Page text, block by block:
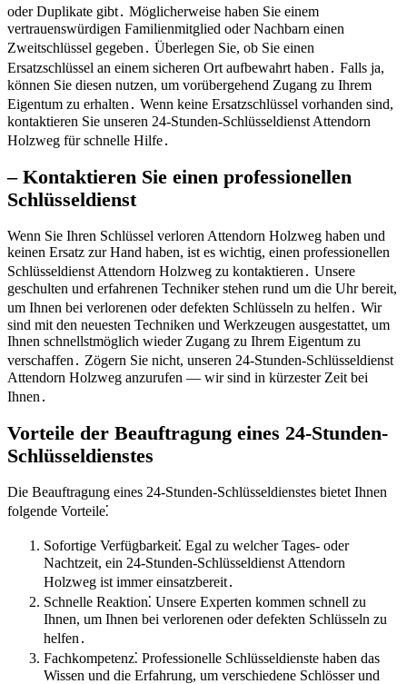
oder Duplikate gibt․ Möglicherweise haben Sie einem
vertrauenswürdigen Familienmitglied oder Nachbarn einen
Zweitschlüssel gegeben․ Überlegen Sie, ob Sie einen
Ersatzschlüssel an einem sicheren Ort aufbewahrt haben․ Falls ja,
können Sie diesen nutzen, um vorübergehend Zugang zu Ihrem
Eigentum zu erhalten․ Wenn keine Ersatzschlüssel vorhanden sind,
kontaktieren Sie unseren 24-Stunden-Schlüsseldienst Attendorn
Holzweg für schnelle Hilfe․
– Kontaktieren Sie einen professionellen
Schlüsseldienst
Wenn Sie Ihren Schlüssel verloren Attendorn Holzweg haben und
keinen Ersatz zur Hand haben, ist es wichtig, einen professionellen
Schlüsseldienst Attendorn Holzweg zu kontaktieren․ Unsere
geschulten und erfahrenen Techniker stehen rund um die Uhr bereit,
um Ihnen bei verlorenen oder defekten Schlüsseln zu helfen․ Wir
sind mit den neuesten Techniken und Werkzeugen ausgestattet, um
Ihnen schnellstmöglich wieder Zugang zu Ihrem Eigentum zu
verschaffen․ Zögern Sie nicht, unseren 24-Stunden-Schlüsseldienst
Attendorn Holzweg anzurufen — wir sind in kürzester Zeit bei
Ihnen․
Vorteile der Beauftragung eines 24-Stunden-
Schlüsseldienstes
Die Beauftragung eines 24-Stunden-Schlüsseldienstes bietet Ihnen
folgende Vorteile⁚
Sofortige Verfügbarkeit⁚ Egal zu welcher Tages- oder
Nachtzeit, ein 24-Stunden-Schlüsseldienst Attendorn
Holzweg ist immer einsatzbereit․
Schnelle Reaktion⁚ Unsere Experten kommen schnell zu
Ihnen, um Ihnen bei verlorenen oder defekten Schlüsseln zu
helfen․
Fachkompetenz⁚ Professionelle Schlüsseldienste haben das
Wissen und die Erfahrung, um verschiedene Schlösser und